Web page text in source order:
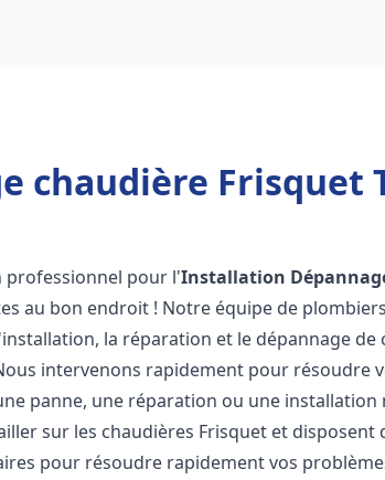
chaudière Frisquet
professionnel pour l'Installation
au bon endroit ! Notre équipe de
la réparation et le dépannage de
intervenons rapidement pour résoudre
panne, une réparation ou une installation
sur les chaudières Frisquet et disposent
pour résoudre rapidement vos